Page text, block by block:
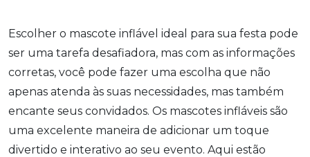
Escolher o mascote inflável ideal para sua festa pode
ser uma tarefa desafiadora, mas com as informações
corretas, você pode fazer uma escolha que não
apenas atenda às suas necessidades, mas também
encante seus convidados. Os mascotes infláveis são
uma excelente maneira de adicionar um toque
divertido e interativo ao seu evento. Aqui estão